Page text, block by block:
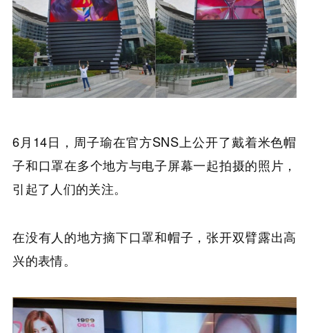
6月14日，周子瑜在官方SNS上公开了戴着米色帽
子和口罩在多个地方与电子屏幕一起拍摄的照片，
引起了人们的关注。
在没有人的地方摘下口罩和帽子，张开双臂露出高
兴的表情。